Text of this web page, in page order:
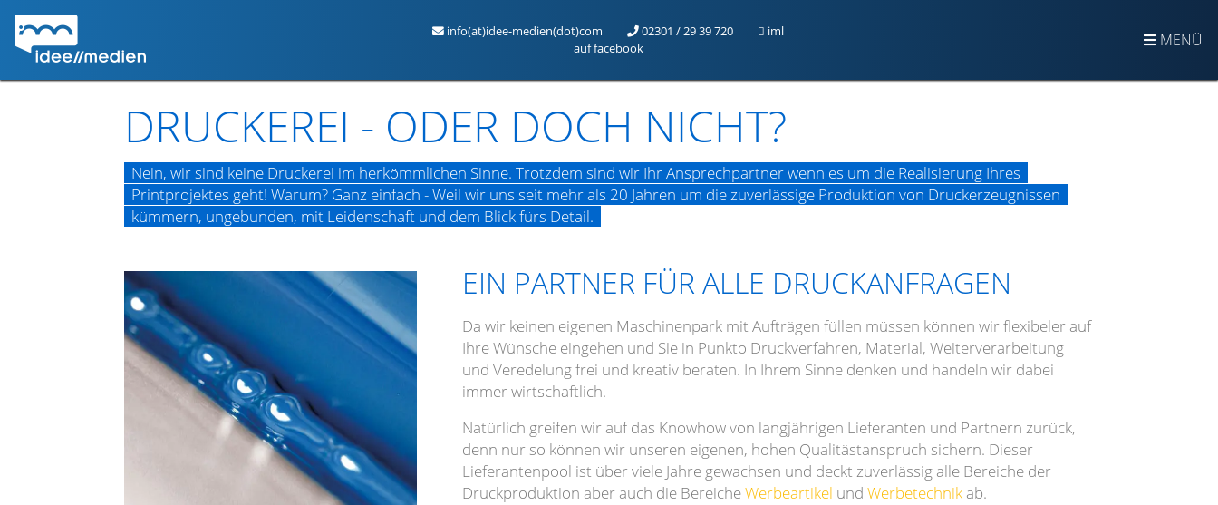
info(at)idee-medien(dot)com 02301 / 29 39 720
iml
auf facebook
MENÜ
DRUCKEREI - ODER DOCH NICHT?
Nein, wir sind keine Druckerei im herkömmlichen Sinne. Trotzdem sind wir Ihr Ansprechpartner wenn es um die Realisierung Ihres
Printprojektes geht! Warum? Ganz einfach - Weil wir uns seit mehr als 20 Jahren um die zuverlässige Produktion von Druckerzeugnissen
kümmern, ungebunden, mit Leidenschaft und dem Blick fürs Detail.
EIN PARTNER FÜR ALLE DRUCKANFRAGEN
Da wir keinen eigenen Maschinenpark mit Aufträgen füllen müssen können wir flexibeler auf
Ihre Wünsche eingehen und Sie in Punkto Druckverfahren, Material, Weiterverarbeitung
und Veredelung frei und kreativ beraten. In Ihrem Sinne denken und handeln wir dabei
immer wirtschaftlich.
Natürlich greifen wir auf das Knowhow von langjährigen Lieferanten und Partnern zurück,
denn nur so können wir unseren eigenen, hohen Qualitästanspruch sichern. Dieser
Lieferantenpool ist über viele Jahre gewachsen und deckt zuverlässig alle Bereiche der
Druckproduktion aber auch die BereicheWerbeartikel und Werbetechnik ab.